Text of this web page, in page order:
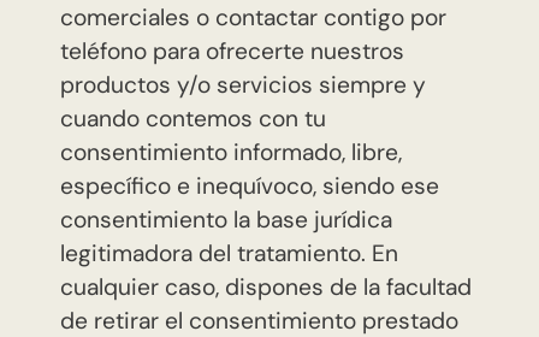
comerciales o contactar contigo por
teléfono para ofrecerte nuestros
productos y/o servicios siempre y
cuando contemos con tu
consentimiento informado, libre,
específico e inequívoco, siendo ese
consentimiento la base jurídica
legitimadora del tratamiento. En
cualquier caso, dispones de la facultad
de retirar el consentimiento prestado